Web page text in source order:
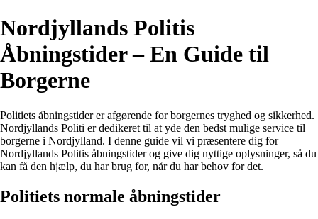
Nordjyllands Politis
Åbningstider – En Guide til
Borgerne
Politiets åbningstider er afgørende for borgernes tryghed og sikkerhed.
Nordjyllands Politi er dedikeret til at yde den bedst mulige service til
borgerne i Nordjylland. I denne guide vil vi præsentere dig for
Nordjyllands Politis åbningstider og give dig nyttige oplysninger, så du
kan få den hjælp, du har brug for, når du har behov for det.
Politiets normale åbningstider